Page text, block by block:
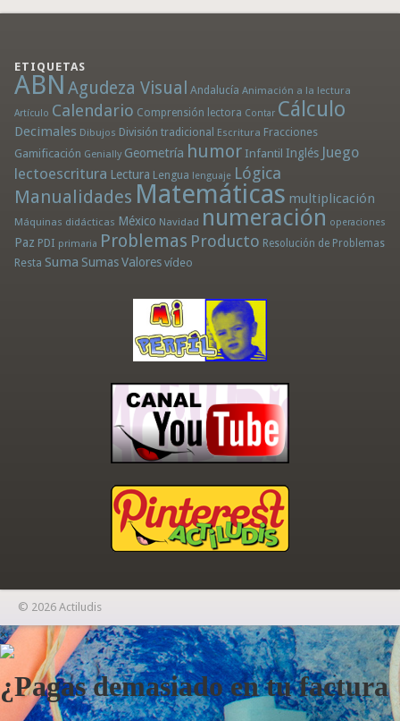
ETIQUETAS
ABN Agudeza Visual Andalucía Animación a la lectura
Artículo Calendario Comprensión lectora Contar Cálculo
Decimales Dibujos División tradicional Escritura Fracciones
Gamificación Genially Geometría humor Infantil Inglés Juego
lectoescritura Lectura Lengua lenguaje Lógica
Manualidades Matemáticas multiplicación
Máquinas didácticas México Navidad numeración operaciones
Paz PDI primaria Problemas Producto Resolución de Problemas
Resta Suma Sumas Valores vídeo
© 2026 Actiludis
×
¿Pagas demasiado en tu factura